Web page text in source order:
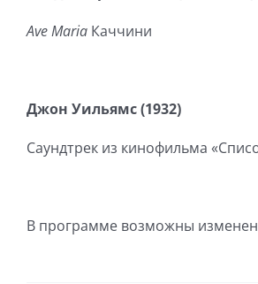
AveMaria Каччини
Джон Уильямс (1932)
Саундтрек из кинофильма
В программе возможны